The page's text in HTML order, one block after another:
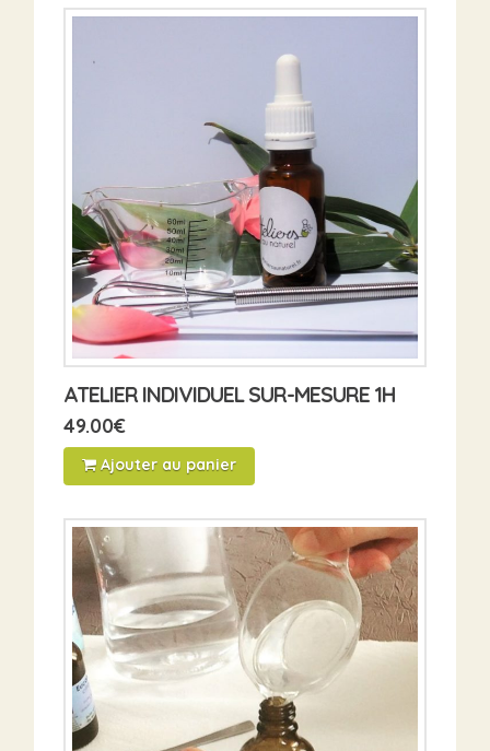
ATELIER INDIVIDUEL SUR-MESURE 1H
49.00€
Ajouter au panier